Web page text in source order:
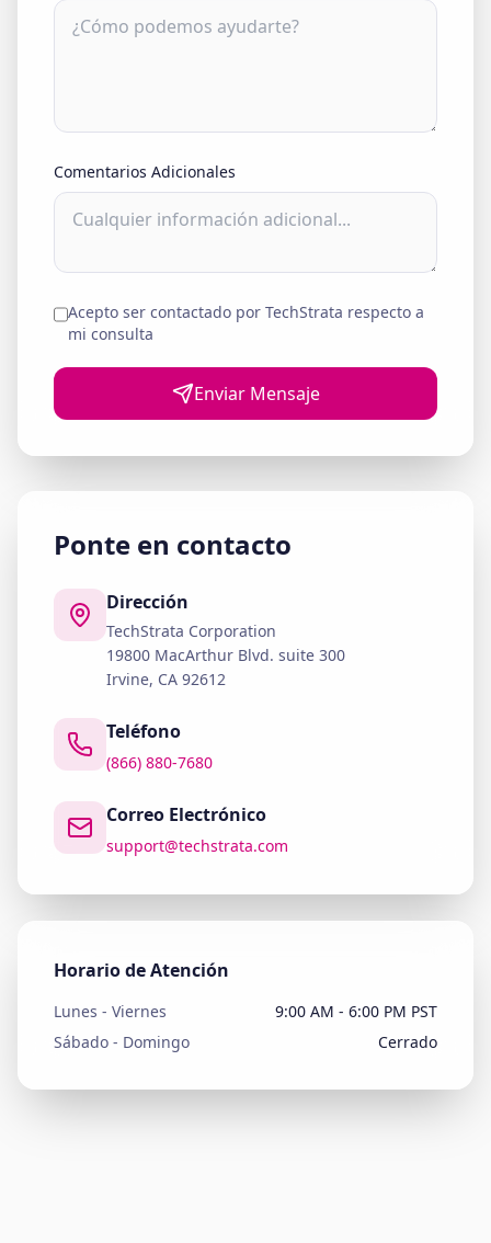
Comentarios Adicionales
Acepto ser contactado por TechStrata respecto a
mi consulta
Enviar Mensaje
Ponte en contacto
Dirección
TechStrata Corporation
19800 MacArthur Blvd. suite 300
Irvine, CA 92612
Teléfono
(866) 880-7680
Correo Electrónico
support@techstrata.com
Horario de Atención
Lunes - Viernes
9:00 AM - 6:00 PM PST
Sábado - Domingo
Cerrado